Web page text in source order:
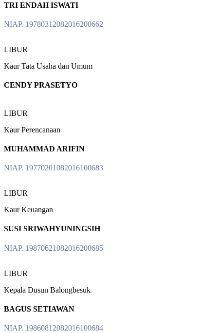
TRI ENDAH ISWATI
NIAP. 19780312082016200662
LIBUR
Kaur Tata Usaha dan Umum
CENDY PRASETYO
LIBUR
Kaur Perencanaan
MUHAMMAD ARIFIN
NIAP. 19770201082016100683
LIBUR
Kaur Keuangan
SUSI SRIWAHYUNINGSIH
NIAP. 19870621082016200685
LIBUR
Kepala Dusun Balongbesuk
BAGUS SETIAWAN
NIAP. 19860812082016100684